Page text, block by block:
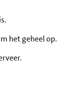
het geheel op.